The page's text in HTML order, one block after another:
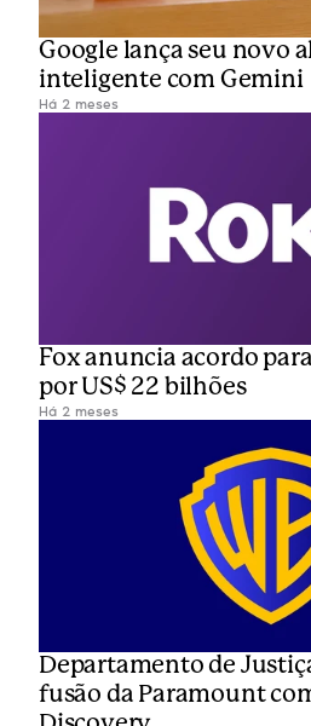
Google lança seu novo
inteligente com Gemini
Há 2 meses
Fox anuncia acordo
por US$ 22 bilhões
Há 2 meses
Departamento de
fusão da Paramount